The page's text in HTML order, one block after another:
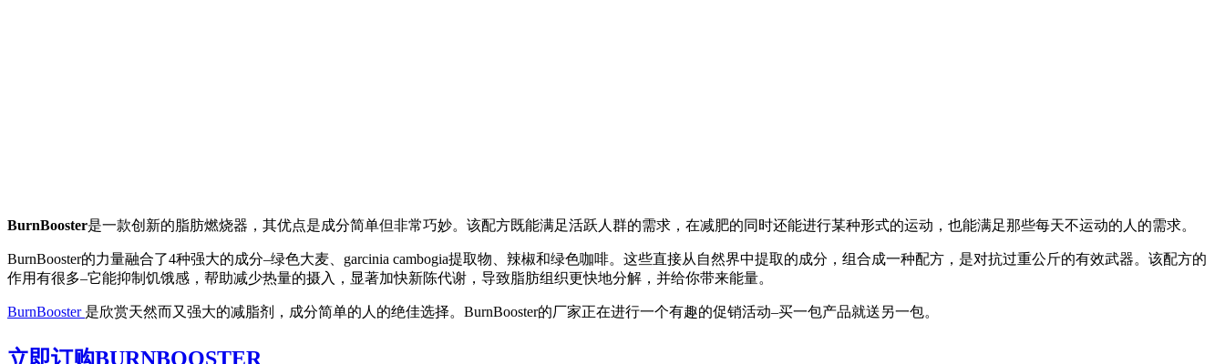
BurnBooster是一款创新的脂肪燃烧器，其优点是成分简单但非常巧妙。该配方既能满足活跃人群的需求，在减肥的同时还能进行某种形式的运动，也能满足那些每天不运动的人的需求。
BurnBooster的力量融合了4种强大的成分–绿色大麦、garcinia cambogia提取物、辣椒和绿色咖啡。这些直接从自然界中提取的成分，组合成一种配方，是对抗过重公斤的有效武器。该配方的
作用有很多–它能抑制饥饿感，帮助减少热量的摄入，显著加快新陈代谢，导致脂肪组织更快地分解，并给你带来能量。
BurnBooster 是欣赏天然而又强大的减脂剂，成分简单的人的绝佳选择。BurnBooster的厂家正在进行一个有趣的促销活动–买一包产品就送另一包。
立即订购BURNBOOSTER